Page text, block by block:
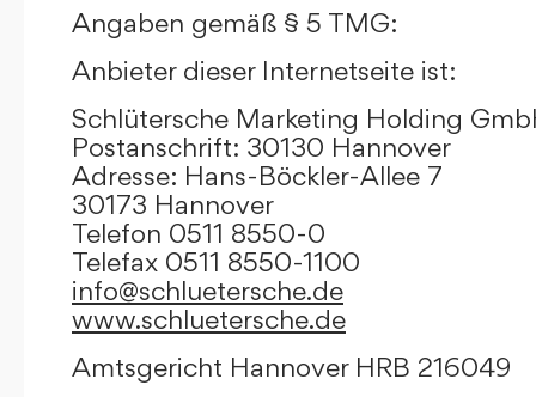
Angaben gemäß § 5 TMG:
Anbieter dieser Internetseite ist:
Schlütersche Marketing Holding
Postanschrift: 30130 Hannover
Adresse: Hans-Böckler-Allee 7
30173 Hannover
Telefon 0511 8550-0
Telefax 0511 8550-1100
info@schluetersche.de
www.schluetersche.de
Amtsgericht Hannover HRB 216049